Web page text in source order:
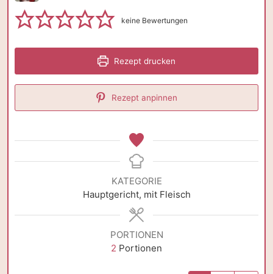
keine Bewertungen
Rezept drucken
Rezept anpinnen
KATEGORIE
Hauptgericht, mit Fleisch
PORTIONEN
2 Portionen